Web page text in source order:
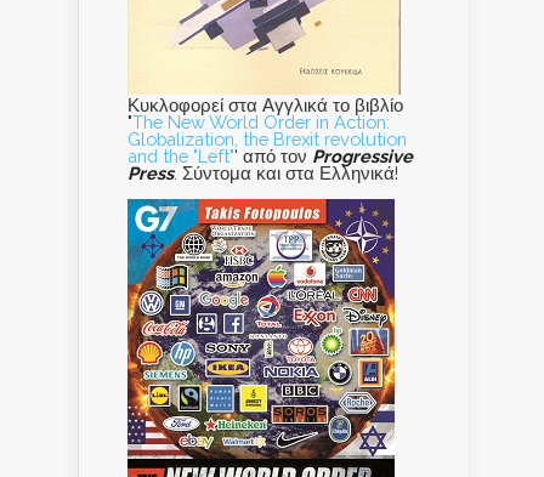
Κυκλοφορεί στα Αγγλικά το βιβλίο
"The New World Order in Action:
Globalization, the Brexit revolution
and the "Left"' από τον Progressive
Press. Σύντομα και στα Ελληνικά!